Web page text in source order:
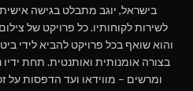
בישראל, יוגב מתבלט בגישה
לשירות לקוחותיו. כל פרויקט של
והוא שואף בכל פרויקט להביא לידי
בצורה אומנותית ואותנטית. תחת ידיו
ומרשים – מווידאו ועד הדפסות על